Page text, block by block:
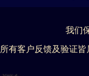
我们
所有客户反馈及验证